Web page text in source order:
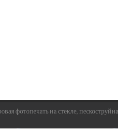
фотопечать на стекле,